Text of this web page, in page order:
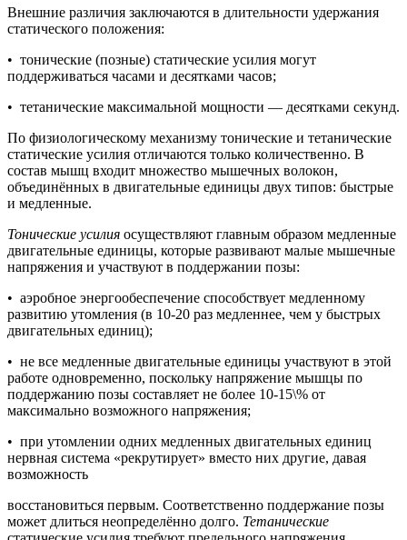
Внешние различия заключаются в длительности удержания
статического положения:
• тонические (позные) статические усилия могут
поддерживаться часами и десятками часов;
• тетанические максимальной мощности — десятками секунд.
По физиологическому механизму тонические и тетанические
статические усилия отличаются только количественно. В
состав мышц входит множество мышечных волокон,
объединённых в двигательные единицы двух типов: быстрые
и медленные.
Тонические усилия осуществляют главным образом медленные
двигательные единицы, которые развивают малые мышечные
напряжения и участвуют в поддержании позы:
• аэробное энергообеспечение способствует медленному
развитию утомления (в 10-20 раз медленнее, чем у быстрых
двигательных единиц);
• не все медленные двигательные единицы участвуют в этой
работе одновременно, поскольку напряжение мышцы по
поддержанию позы составляет не более 10-15\% от
максимально возможного напряжения;
• при утомлении одних медленных двигательных единиц
нервная система «рекрутирует» вместо них другие, давая
возможность
восстановиться первым. Соответственно поддержание позы
может длиться неопределённо долго. Тетанические